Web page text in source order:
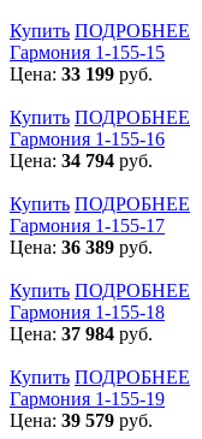
Купить ПОДРОБНЕЕ
Гармония 1-155-15
Цена: 33 199 руб.
Купить ПОДРОБНЕЕ
Гармония 1-155-16
Цена: 34 794 руб.
Купить ПОДРОБНЕЕ
Гармония 1-155-17
Цена: 36 389 руб.
Купить ПОДРОБНЕЕ
Гармония 1-155-18
Цена: 37 984 руб.
Купить ПОДРОБНЕЕ
Гармония 1-155-19
Цена: 39 579 руб.